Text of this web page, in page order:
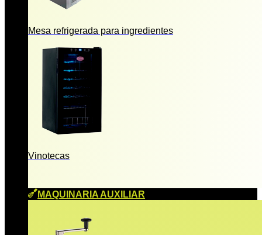
Mesa refrigerada para ingredientes
Vinotecas
MAQUINARIA AUXILIAR